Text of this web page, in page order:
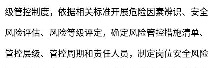
级管控制度，依据相关标准开展危险因素辨识、安全
风险评估、风险等级评定，确定风险管控措施清单、
管控层级、管控周期和责任人员，制定岗位安全风险